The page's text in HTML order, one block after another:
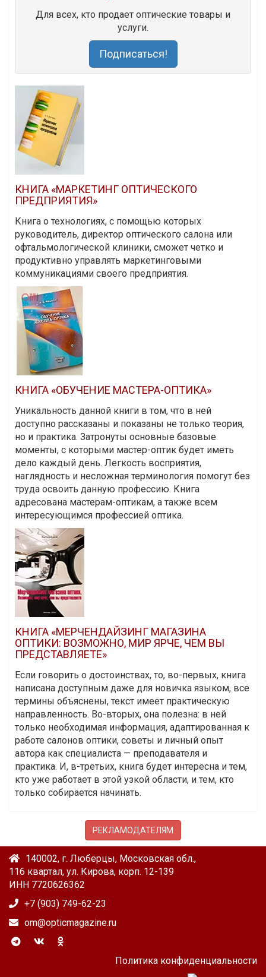
Для всех, кто продает оптические товары и
услуги.
Подписаться!
КНИГА «МАРКЕТИНГ ОПТИЧЕСКОГО
ПРЕДПРИЯТИЯ»
Книга о технологиях, с помощью которых
руководитель, директор оптического салона или
офтальмологической клиники, сможет четко и
продуктивно управлять маркетинговыми
коммуникациями своего предприятия.
КНИГА «ОБУЧЕНИЕ МАСТЕРА-ОПТИКА»
Уникальность данной книги в том, что в ней
доступно рассказаны и показаны не только теория,
но и практика. Затронуты основные базовые
моменты, с которыми мастер-оптик будет иметь
дело каждый день. Легкость восприятия,
наглядность и несложная терминология помогут без
труда освоить данную профессию. Книга
адресована мастерам-оптикам, а также всем
интересующимся профессией оптика.
КНИГА «МЕРЧЕНДАЙЗИНГ МАГАЗИНА
ОПТИКИ: ВОЗМОЖНО, МИР ЯРЧЕ, ЧЕМ ВЫ
ПРЕДСТАВЛЯЕТЕ»
Если говорить о достоинствах, то, во-первых, книга
написана доступным даже для новичка языком, все
термины объяснены, текст имеет практическую
направленность. Во-вторых, она полезна: в ней
только необходимая информация, адаптированная к
работе салонов оптики, советы и личный опыт
автора как специалиста — преподавателя и
практика. И, в-третьих, книга будет интересна и тем,
кто уже работает в этой узкой области, и тем, кто
только собирается начинать.
РЕКЛАМОДАТЕЛЯМ
140002, г. Люберцы, Московская обл.,
116 квартал, ул. Кирова, корп. 12-139
ИНН 7720626362
+7 (903) 749-62-23
om@opticmagazine.ru
Политика конфиденциальности